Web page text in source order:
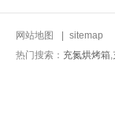
网站地图
sitemap
热门搜索： 充氮烘烤箱,